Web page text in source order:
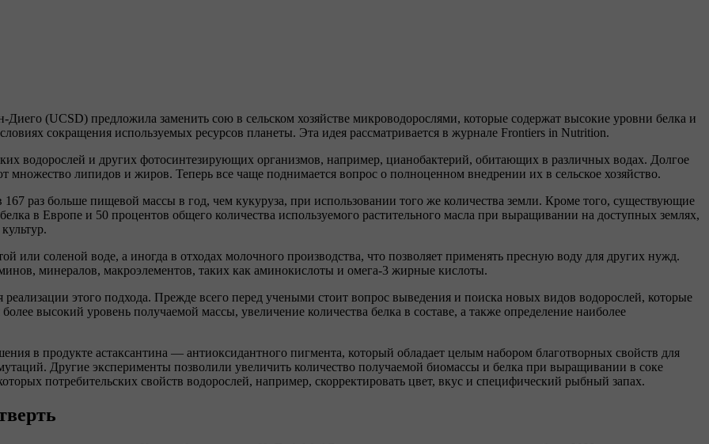
(UCSD) предложила заменить сою в сельском хозяйстве микроводорослями, которые содержат высокие уровни белка и
сокращения используемых ресурсов планеты. Эта идея рассматривается в журнале Frontiers in Nutrition.
водорослей и других фотосинтезирующих организмов, например, цианобактерий, обитающих в различных водах. Долгое
множество липидов и жиров. Теперь все чаще поднимается вопрос о полноценном внедрении их в сельское хозяйство.
раз больше пищевой массы в год, чем кукуруза, при использовании того же количества земли. Кроме того, существующие
в Европе и 50 процентов общего количества используемого растительного масла при выращивании на доступных землях,
или соленой воде, а иногда в отходах молочного производства, что позволяет применять пресную воду для других нужд.
минералов, макроэлементов, таких как аминокислоты и омега-3 жирные кислоты.
этого подхода. Прежде всего перед учеными стоит вопрос выведения и поиска новых видов водорослей, которые
высокий уровень получаемой массы, увеличение количества белка в составе, а также определение наиболее
в продукте астаксантина — антиоксидантного пигмента, который обладает целым набором благотворных свойств для
Другие эксперименты позволили увеличить количество получаемой биомассы и белка при выращивании в соке
потребительских свойств водорослей, например, скорректировать цвет, вкус и специфический рыбный запах.